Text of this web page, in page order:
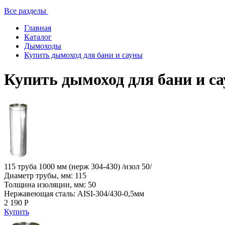
Все разделы
Главная
Каталог
Дымоходы
Купить дымоход для бани и сауны
Купить дымоход для бани и
115 труба 1000 мм (нерж 304-430) /изол 50/
Диаметр трубы, мм: 115
Толщина изоляции, мм: 50
Нержавеющая сталь: AISI-304/430-0,5мм
2 190 Р
Купить